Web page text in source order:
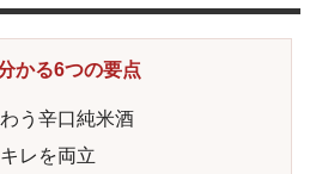
かる6つの要点
う辛口純米酒
レを両立